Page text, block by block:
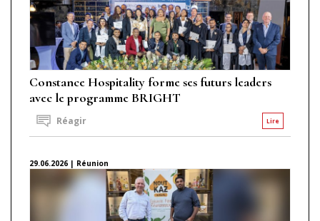
Constance Hospitality forme ses futurs leaders
avec le programme BRIGHT
Lire
Réagir
29.06.2026 | Réunion